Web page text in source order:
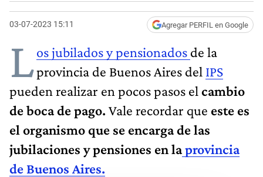
03-07-2023 15:11 Agregar PERFIL en Google
Los jubilados y pensionados de la
provincia de Buenos Aires del IPS
pueden realizar en pocos pasos el cambio
de boca de pago. Vale recordar que este es
el organismo que se encarga de las
jubilaciones y pensiones en laprovincia
de Buenos Aires.